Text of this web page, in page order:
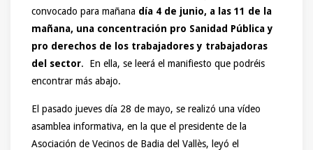
convocado para mañana día 4 de junio, a las 11 de la
mañana, una concentración pro Sanidad Pública y
pro derechos de los trabajadores y trabajadoras
del sector. En ella, se leerá el manifiesto que podréis
encontrar más abajo.
El pasado jueves día 28 de mayo, se realizó una vídeo
asamblea informativa, en la que el presidente de la
Asociación de Vecinos de Badia del Vallès, leyó el